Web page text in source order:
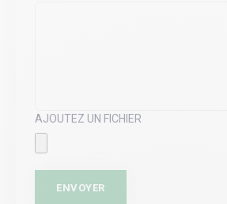
AJOUTEZ UN FICHIER
ENVOYER